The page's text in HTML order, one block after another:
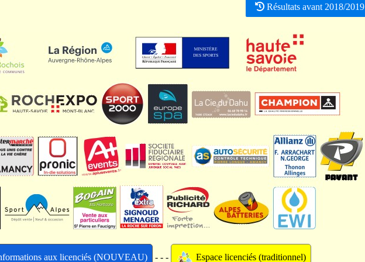
Résultats avant 2018/2019
aux licenciés (NOUVEAU) - - - Espace licenciés (traditionnel)